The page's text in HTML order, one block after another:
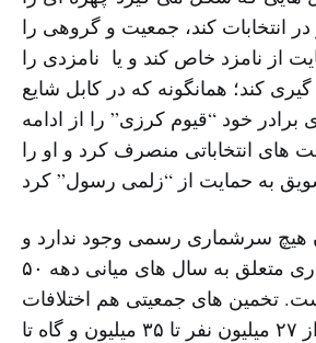
انتخابات کند، جمعیت و گروهی را
از نامزد خاص کند و یا نامزدی را
گیری کند؛ همانگونه که در کابل شایع
خود “قیوم کرزی” را از ادامه
های انتخاباتی منصرف کرد و او را
هیچ سرشماری رسمی وجود ندارد و
آخرین سرشماری متعلق به سال های میانی دهه ۵۰
تخمین های جمعیتی هم اختلافات
گسترده ای دارد؛ از ۲۷ میلیون نفر تا ۳۵ میلیون و گاه تا